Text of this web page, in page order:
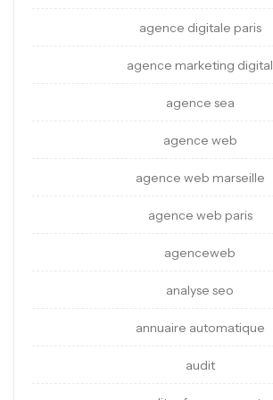
agence digitale paris
agence marketing digital
agence sea
agence web
agence web marseille
agence web paris
agenceweb
analyse seo
annuaire automatique
audit